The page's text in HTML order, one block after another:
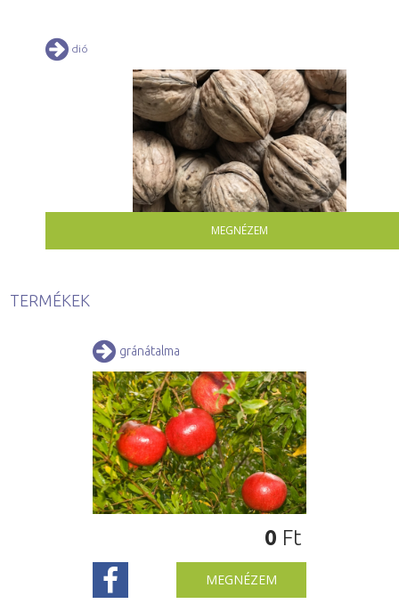
dió
MEGNÉZEM
TERMÉKEK
gránátalma
0 Ft
MEGNÉZEM